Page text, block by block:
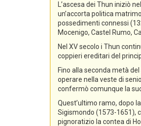
L’ascesa dei Thun iniziò
un’accorta politica
possedimenti connessi
Mocenigo, Castel Rumo,
Nel XV secolo i Thun
coppieri ereditari del
Fino alla seconda metà
operare nella veste di
confermò comunque la
Quest’ultimo ramo, dopo
Sigismondo (1573-1651),
pignoratizio la contea di